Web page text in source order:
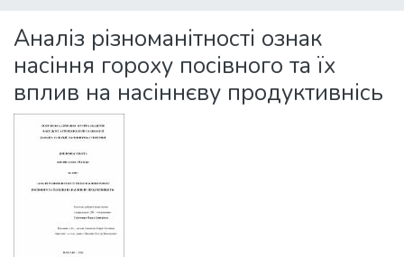
Statistics
Аналіз різноманітності ознак
насіння гороху посівного та їх
вплив на насіннєву продуктивнісь